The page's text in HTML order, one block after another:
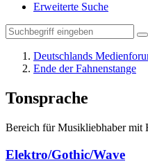
Erweiterte Suche
Deutschlands
Ende der Fahnenstange
Tonsprache
Bereich für Musikliebhaber mit
Elektro/Gothic/Wave